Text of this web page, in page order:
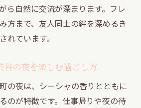
ら自然に交流が深まります。フレ
方まで、友人同士の絆を深めるき
れています。
谷の夜を楽しむ過ごし方
の夜は、シーシャの香りとともに
のが特徴です。仕事帰りや夜の待